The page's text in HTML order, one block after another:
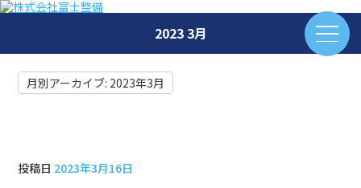
2023 3月
月別アーカイブ: 2023年3月
投稿日 2023年3月16日